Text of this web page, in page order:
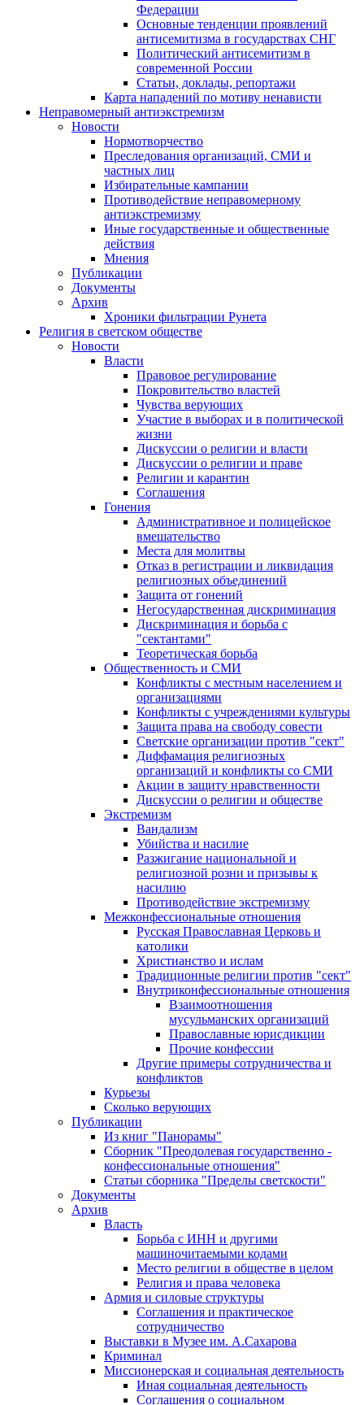
Федерации
Основные тенденции проявлений
антисемитизма в государствах СНГ
Политический антисемитизм в
современной России
Статьи, доклады, репортажи
Карта нападений по мотиву ненависти
Неправомерный антиэкстремизм
Новости
Нормотворчество
Преследования организаций, СМИ и
частных лиц
Избирательные кампании
Противодействие неправомерному
антиэкстремизму
Иные государственные и общественные
действия
Мнения
Публикации
Документы
Архив
Хроники фильтрации Рунета
Религия в светском обществе
Новости
Власти
Правовое регулирование
Покровительство властей
Чувства верующих
Участие в выборах и в политической
жизни
Дискуссии о религии и власти
Дискуссии о религии и праве
Религии и карантин
Соглашения
Гонения
Административное и полицейское
вмешательство
Места для молитвы
Отказ в регистрации и ликвидация
религиозных объединений
Защита от гонений
Негосударственная дискриминация
Дискриминация и борьба с
"сектантами"
Теоретическая борьба
Общественность и СМИ
Конфликты с местным населением и
организациями
Конфликты с учреждениями культуры
Защита права на свободу совести
Светские организации против "сект"
Диффамация религиозных
организаций и конфликты со СМИ
Акции в защиту нравственности
Дискуссии о религии и обществе
Экстремизм
Вандализм
Убийства и насилие
Разжигание национальной и
религиозной розни и призывы к
насилию
Противодействие экстремизму
Межконфессиональные отношения
Русская Православная Церковь и
католики
Христианство и ислам
Традиционные религии против "сект"
Внутриконфессиональные отношения
Взаимоотношения
мусульманских организаций
Православные юрисдикции
Прочие конфессии
Другие примеры сотрудничества и
конфликтов
Курьезы
Сколько верующих
Публикации
Из книг "Панорамы"
Сборник "Преодолевая государственно -
конфессиональные отношения"
Статьи сборника "Пределы светскости"
Документы
Архив
Власть
Борьба с ИНН и другими
машиночитаемыми кодами
Место религии в обществе в целом
Религия и права человека
Армия и силовые структуры
Соглашения и практическое
сотрудничество
Выставки в Музее им. А.Сахарова
Криминал
Миссионерская и социальная деятельность
Иная социальная деятельность
Соглашения о социальном